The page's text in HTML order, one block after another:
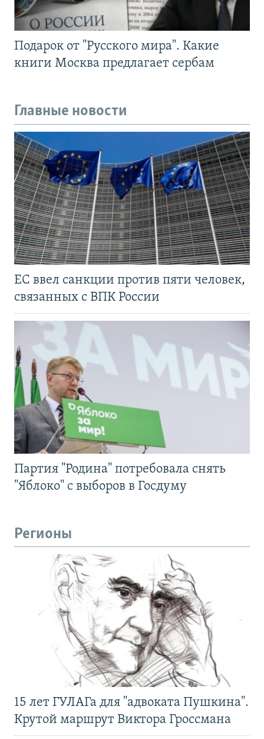
Подарок от "Русского мира". Какие
книги Москва предлагает сербам
Главные новости
ЕС ввел санкции против пяти человек,
связанных с ВПК России
Партия "Родина" потребовала снять
"Яблоко" с выборов в Госдуму
Регионы
15 лет ГУЛАГа для "адвоката Пушкина".
Крутой маршрут Виктора Гроссмана